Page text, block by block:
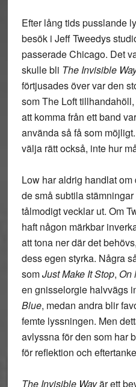
Efter lång tids pusslande
besök i Jeff Tweedys
passerade Chicago. Det
skulle bli The Invisible
förtjusades över var den
som The Loft
att komma från ett band
använda så få som
välja rätt också, inte hur
Low har aldrig handlat
de små subtila
tålmodigt vecklar ut. Om
haft någon märkbar
att tona ner där det
dess egen styrka. Några
somJust Make It Stop, On
en gnisselorgie halvvägs
Blue, medan andra blir
femte lyssningen. Men
avlyssna för den som har
för reflektion och
The Invisible Wayär ett